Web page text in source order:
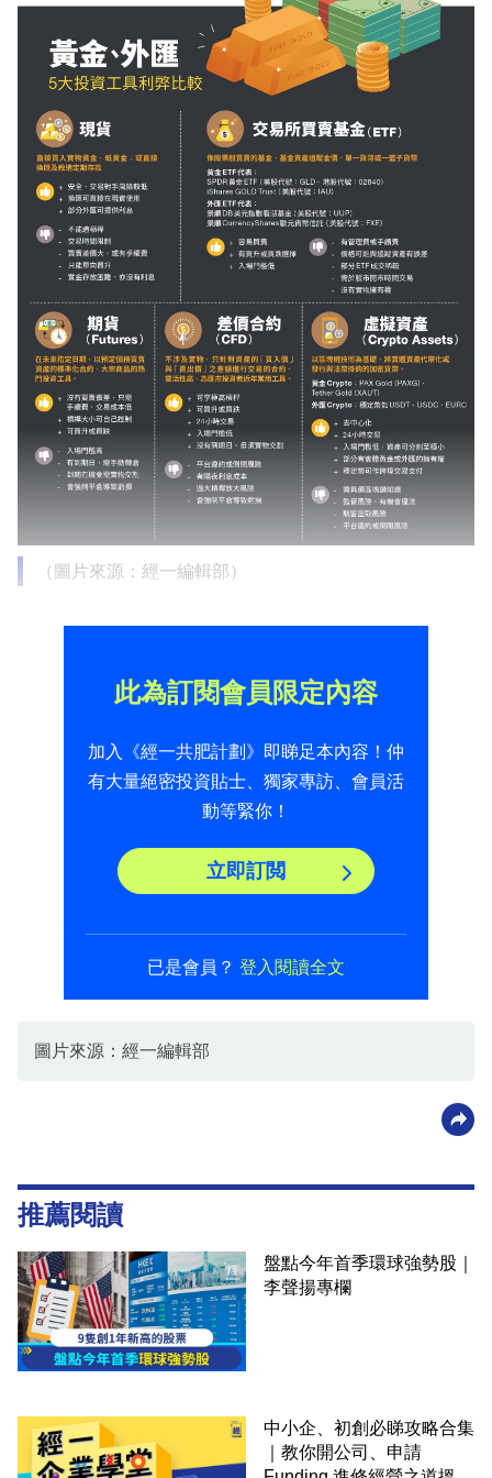
（圖片來源：經一編輯部）
此為訂閱會員限定內容
加入《經一共肥計劃》即睇足本內容！仲
有大量絕密投資貼士、獨家專訪、會員活
動等緊你！
立即訂閲
已是會員？ 登入閱讀全文
圖片來源：經一編輯部
推薦閱讀
盤點今年首季環球強勢股｜
李聲揚專欄
中小企、初創必睇攻略合集
｜教你開公司、申請